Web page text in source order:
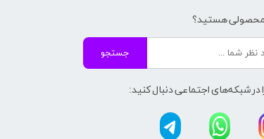
محصولی هستید؟
جستجو
در شبکه‌های اجتماعی دنبال کنید: